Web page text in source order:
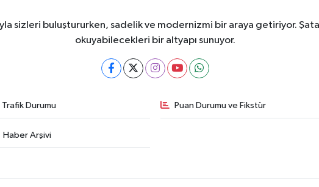
sizleri buluştururken, sadelik ve modernizmi bir araya getiriyor.
okuyabilecekleri bir altyapı sunuyor.
Trafik Durumu Puan Durumu ve Fikstür
Haber Arşivi